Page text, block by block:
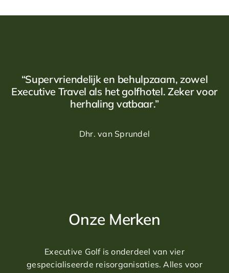
“Supervriendelijk en behulpzaam, zowel
Executive Travel als het golfhotel. Zeker voor
herhaling vatbaar.”
Dhr. van Sprundel
Onze Merken
Executive Golf is onderdeel van vier
gespecialiseerde reisorganisaties. Alles voor